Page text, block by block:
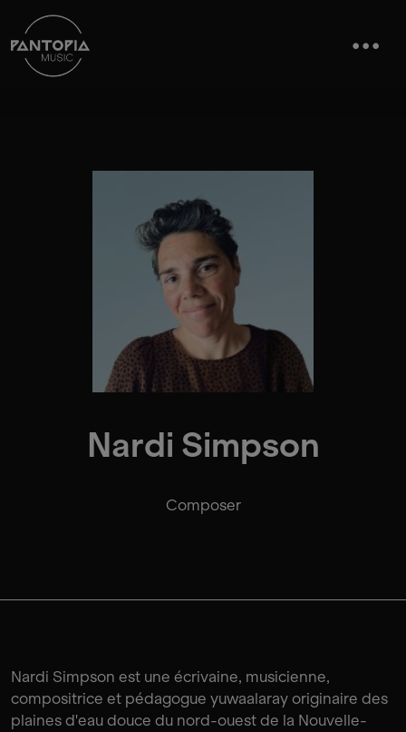
Nardi Simpson
Composer
Nardi Simpson est une écrivaine, musicienne,
compositrice et pédagogue yuwaalaray originaire des
plaines d'eau douce du nord-ouest de la Nouvelle-